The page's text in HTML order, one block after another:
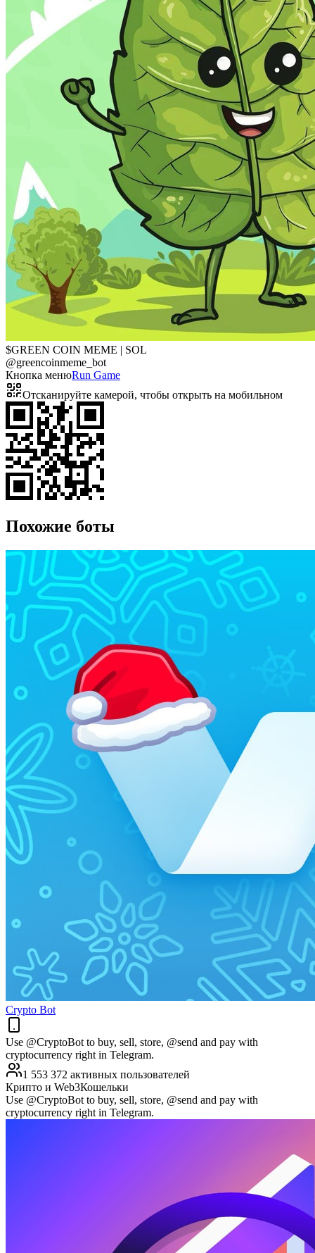
$GREEN COIN MEME | SOL
@greencoinmeme_bot
Кнопка менюRun Game
Отсканируйте камерой, чтобы открыть на мобильном
Похожие боты
Crypto Bot
Use @CryptoBot to buy, sell, store, @send and pay with
cryptocurrency right in Telegram.
1 553 372 активных пользователей
Крипто и Web3Кошельки
Use @CryptoBot to buy, sell, store, @send and pay with
cryptocurrency right in Telegram.